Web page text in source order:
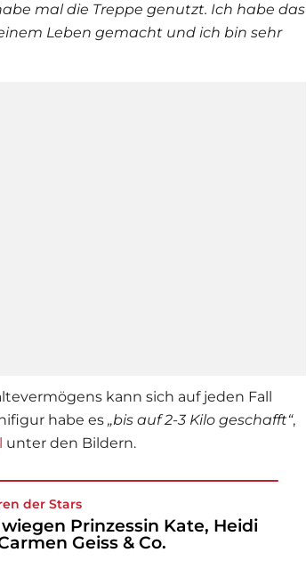
mal die Treppe genutzt. Ich habe das
Leben gemacht und ich bin sehr
kann sich auf jeden Fall
habe es „bis auf 2-3 Kilo geschafft“,
unter den Bildern.
der Stars
wiegen Prinzessin Kate, Heidi
Geiss & Co.